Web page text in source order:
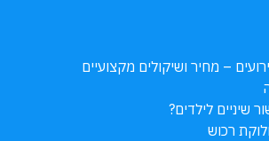
– מחיר ושיקולים מקצועיים
שיניים לילדים?
רכוש